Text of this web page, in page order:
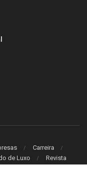
Carreira
de Luxo Revista